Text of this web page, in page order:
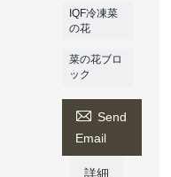
IQF冷凍菜
の花
菜の花ブロ
ック
 Send
Email
詳細